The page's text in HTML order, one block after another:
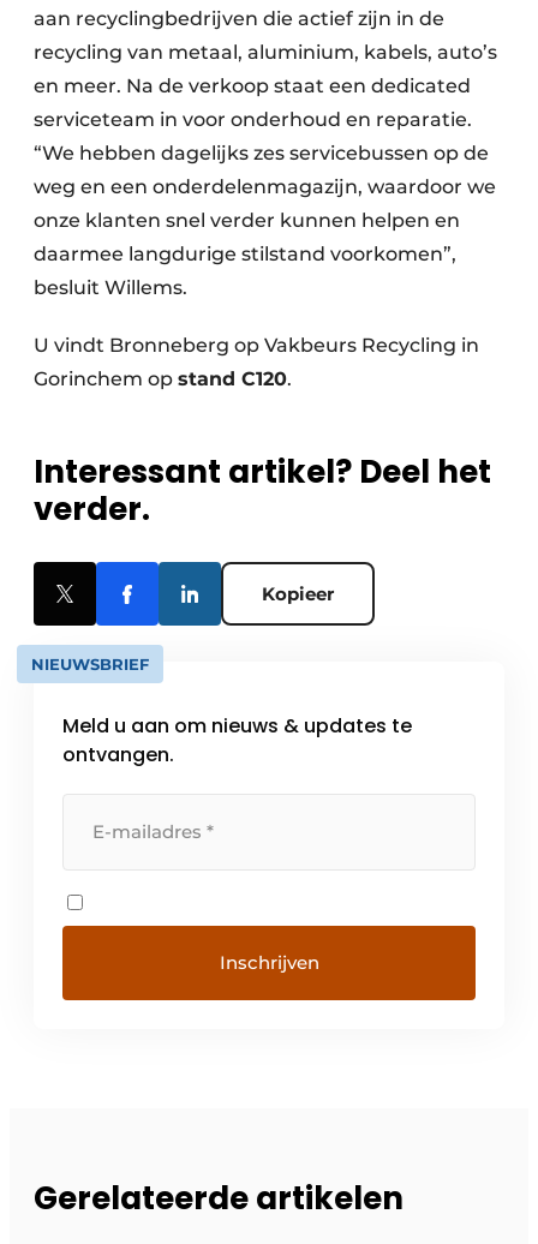
aan recyclingbedrijven die actief zijn in de
recycling van metaal, aluminium, kabels, auto’s
en meer. Na de verkoop staat een dedicated
serviceteam in voor onderhoud en reparatie.
“We hebben dagelijks zes servicebussen op de
weg en een onderdelenmagazijn, waardoor we
onze klanten snel verder kunnen helpen en
daarmee langdurige stilstand voorkomen”,
besluit Willems.
U vindt Bronneberg op Vakbeurs Recycling in
Gorinchem op stand C120.
Interessant artikel? Deel het
verder.
Kopieer
NIEUWSBRIEF
Meld u aan om nieuws & updates te
ontvangen.
Gerelateerde artikelen